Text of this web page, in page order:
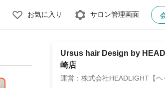
お気に入り サロン管理画面
Ursus hair Design by
崎店
運営：株式会社HEADLIGHT【ヘ